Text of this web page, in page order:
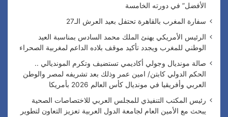
الأفضل” في دورته الخامسة
سفارة المغرب بالقاهرة تحتفل بعيد العرش الـ27
الرئيس الأمريكي يهنئ الملك محمد السادس بمناسبة العيد
الوطني للمغرب ويجدد تأكيد موقف بلاده الداعم لمغربية الصحراء
صالة مونديال وجولي أكاديمي تستضيف وتكرم المونديالي ..
الحكم الدولي كابتن/ امين عمر وذلك بعد تشريفه لمصر والوطن
العربي وأفريقيا في مونديال كأس العالم 2026 بأمريكا
رئيس المكتب التنفيذي للمجلس العربي للاختصاصات الصحية
يبحث مع الأمين العام لجامعة الدول العربية تعزيز التعاون لتطوير